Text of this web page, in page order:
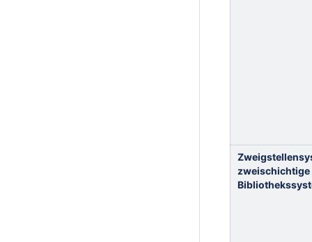
zweischichtige